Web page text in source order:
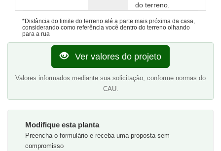
do terreno.
*Distância do limite do terreno até a parte mais próxima da casa,
considerando como referência você dentro do terreno olhando
para a rua
Ver valores do projeto
Valores informados mediante sua solicitação, conforme normas do
CAU.
Modifique esta planta
Preencha o formulário e receba uma proposta sem
compromisso